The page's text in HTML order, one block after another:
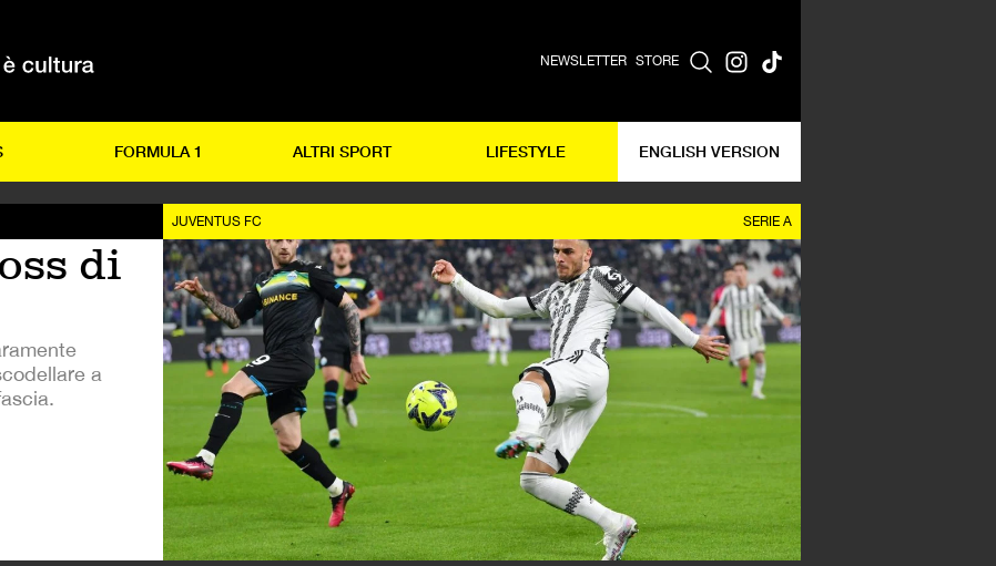
NEWSLETTER STORE
FORMULA 1 ALTRI SPORT LIFESTYLE ENGLISH VERSION
di
a
JUVENTUS FC SERIE A